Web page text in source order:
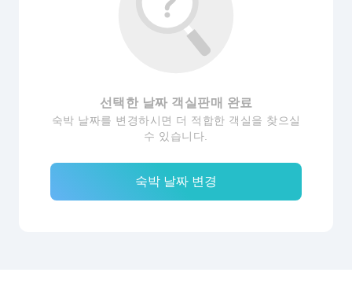
선택한 날짜 객실판매 완료
숙박 날짜를 변경하시면 더 적합한 객실을 찾으실
수 있습니다.
숙박 날짜 변경